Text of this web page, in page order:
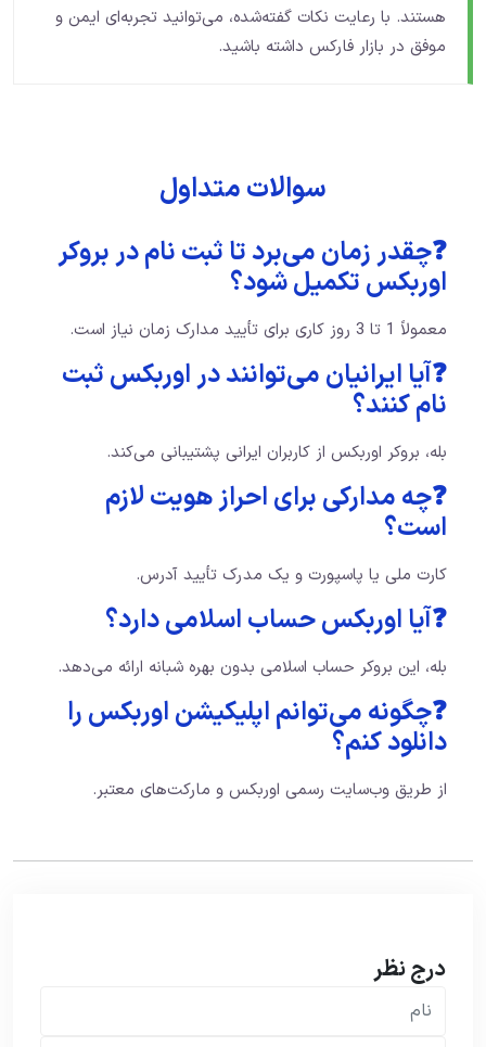
هستند. با رعایت نکات گفته‌شده، می‌توانید تجربه‌ای ایمن و
موفق در بازار فارکس داشته باشید.
سوالات متداول
❓چقدر زمان می‌برد تا ثبت نام در بروکر
اوربکس تکمیل شود؟
معمولاً 1 تا 3 روز کاری برای تأیید مدارک زمان نیاز است.
❓آیا ایرانیان می‌توانند در اوربکس ثبت
نام کنند؟
بله، بروکر اوربکس از کاربران ایرانی پشتیبانی می‌کند.
❓چه مدارکی برای احراز هویت لازم
است؟
کارت ملی یا پاسپورت و یک مدرک تأیید آدرس.
❓آیا اوربکس حساب اسلامی دارد؟
بله، این بروکر حساب اسلامی بدون بهره شبانه ارائه می‌دهد.
❓چگونه می‌توانم اپلیکیشن اوربکس را
دانلود کنم؟
از طریق وب‌سایت رسمی اوربکس و مارکت‌های معتبر.
درج نظر